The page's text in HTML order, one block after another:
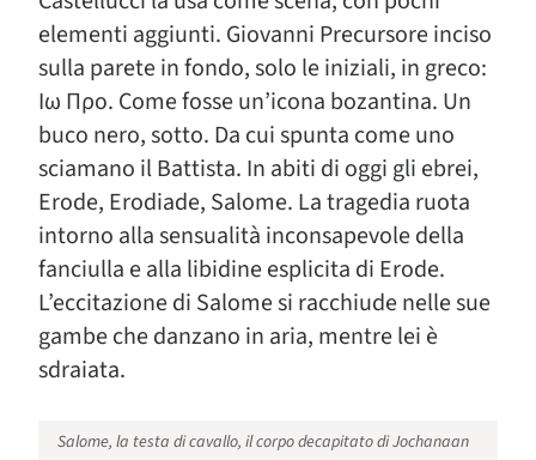
elementi aggiunti. Giovanni Precursore inciso
sulla parete in fondo, solo le iniziali, in greco:
Ιω Προ. Come fosse un’icona bozantina. Un
buco nero, sotto. Da cui spunta come uno
sciamano il Battista. In abiti di oggi gli ebrei,
Erode, Erodiade, Salome. La tragedia ruota
intorno alla sensualità inconsapevole della
fanciulla e alla libidine esplicita di Erode.
L’eccitazione di Salome si racchiude nelle sue
gambe che danzano in aria, mentre lei è
sdraiata.
Salome, la testa di cavallo, il corpo decapitato di Jochanaan